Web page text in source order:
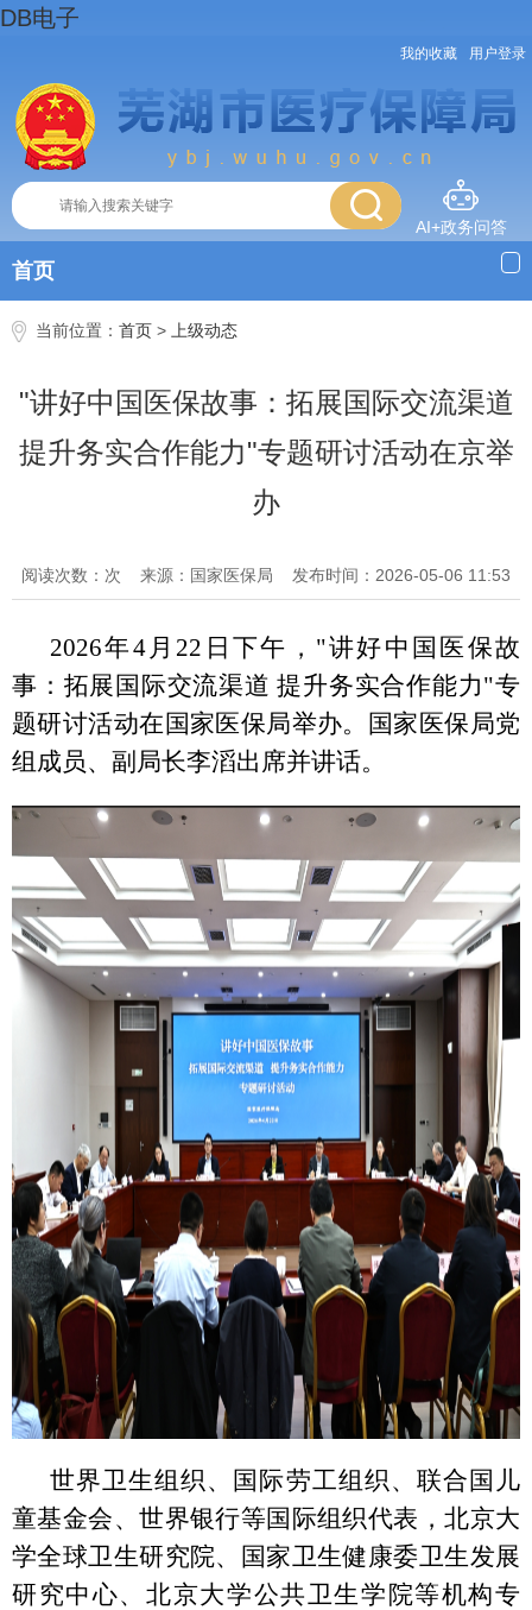
DB电子
我的收藏 用户登录
AI+政务问答
首页
当前位置： 首页 > 上级动态
"讲好中国医保故事：拓展国际交流渠道
提升务实合作能力"专题研讨活动在京举
办
阅读次数：次 来源：国家医保局 发布时间：2026-05-06 11:53
2026年4月22日下午，"讲好中国医保故
事：拓展国际交流渠道 提升务实合作能力"专
题研讨活动在国家医保局举办。国家医保局党
组成员、副局长李滔出席并讲话。
世界卫生组织、国际劳工组织、联合国儿
童基金会、世界银行等国际组织代表，北京大
学全球卫生研究院、国家卫生健康委卫生发展
研究中心、北京大学公共卫生学院等机构专